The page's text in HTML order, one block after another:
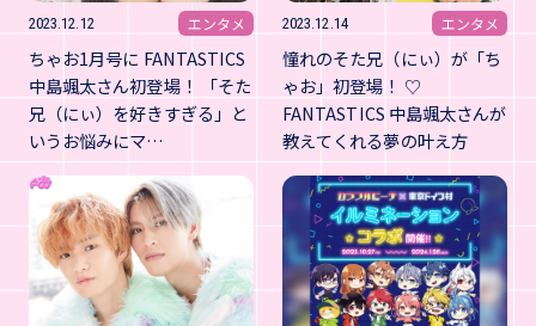
2023.12.12 エンタメ
ちゃお1月号に FANTASTICS
中島颯太さん初登場！ 「そた
兄（にぃ）を好きすぎる」と
いうお悩みにマ…
2023.12.14 エンタメ
憧れのそた兄（にぃ）が「ち
ゃお」初登場！ ♡
FANTASTICS 中島颯太さんが
教えてくれる夢の叶え方